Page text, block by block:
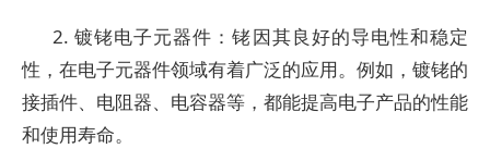
2. 镀铑电子元器件：铑因其良好的导电性和稳定
性，在电子元器件领域有着广泛的应用。例如，镀铑的
接插件、电阻器、电容器等，都能提高电子产品的性能
和使用寿命。